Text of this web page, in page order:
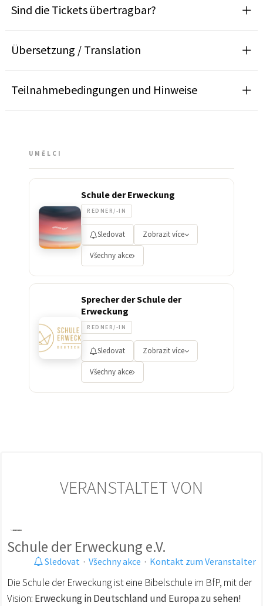
Sind die Tickets übertragbar?
Übersetzung / Translation
Teilnahmebedingungen und Hinweise
UMĚLCI
Schule der Erweckung
REDNER/-IN
Sledovat Zobrazit více
Všechny akce
Sprecher der Schule der
Erweckung
REDNER/-IN
Sledovat Zobrazit více
Všechny akce
VERANSTALTET VON
Schule der Erweckung e.V.
Sledovat · Všechny akce · Kontakt zum Veranstalter
Die Schule der Erweckung ist eine Bibelschule im BfP, mit der
Vision: Erweckung in Deutschland und Europa zu sehen!